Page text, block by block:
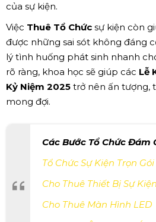
của sự kiện.
Việc Thuê Tổ Chức sự kiện còn
được những sai sót không đáng
lý tình huống phát sinh nhanh
rõ ràng, khoa học sẽ giúp các Lễ
Kỷ Niệm 2025 trở nên ấn tượng,
mong đợi.
Các Bước Tổ Chức Đám
Tổ Chức Sự Kiện Trọn Gói
Cho Thuê Thiết Bị Sự Kiện
Cho Thuê Màn Hình LED